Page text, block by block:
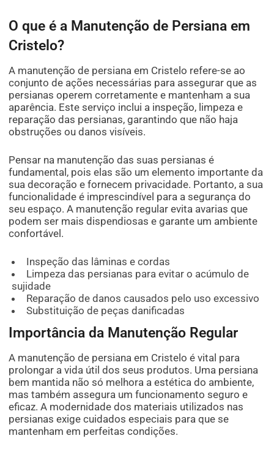
O que é a Manutenção de Persiana em
Cristelo?
A manutenção de persiana em Cristelo refere-se ao
conjunto de ações necessárias para assegurar que as
persianas operem corretamente e mantenham a sua
aparência. Este serviço inclui a inspeção, limpeza e
reparação das persianas, garantindo que não haja
obstruções ou danos visíveis.
Pensar na manutenção das suas persianas é
fundamental, pois elas são um elemento importante da
sua decoração e fornecem privacidade. Portanto, a sua
funcionalidade é imprescindível para a segurança do
seu espaço. A manutenção regular evita avarias que
podem ser mais dispendiosas e garante um ambiente
confortável.
Inspeção das lâminas e cordas
Limpeza das persianas para evitar o acúmulo de
sujidade
Reparação de danos causados pelo uso excessivo
Substituição de peças danificadas
Importância da Manutenção Regular
A manutenção de persiana em Cristelo é vital para
prolongar a vida útil dos seus produtos. Uma persiana
bem mantida não só melhora a estética do ambiente,
mas também assegura um funcionamento seguro e
eficaz. A modernidade dos materiais utilizados nas
persianas exige cuidados especiais para que se
mantenham em perfeitas condições.